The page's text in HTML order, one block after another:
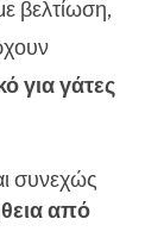
βελτίωση,
για γάτες
συνεχώς
από